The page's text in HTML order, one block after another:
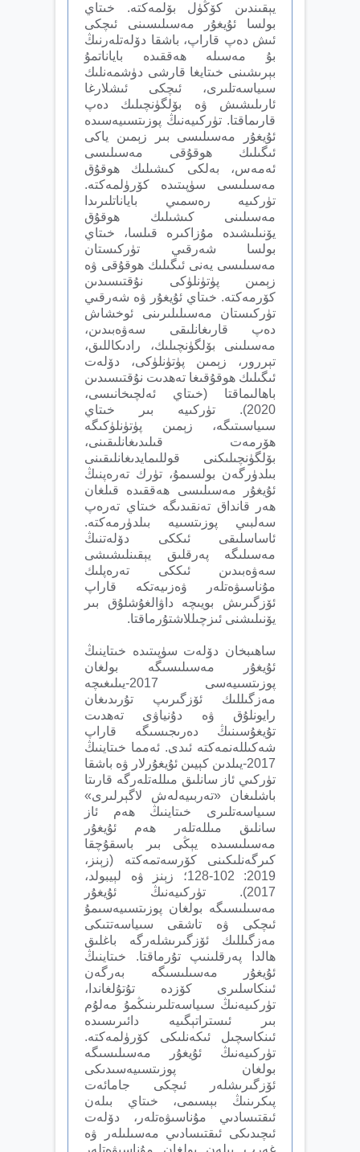
يېقىندىن كۆڭۈل بۆلمەكتە. خىتاي
بولسا ئۇيغۇر مەسىلىسىنى ئىچكى
ئىش دەپ قاراپ، باشقا دۆلەتلەرنىڭ
بۇ مەسىلە ھەققىدە باياناتمۇ
بېرىشىنى خىتايغا قارشى دۈشمەنلىك
سىياسەتلىرى، ئىچكى ئىشلارغا
ئارىلىشىش ۋە بۆلگۈنچىلىك دەپ
قارىماقتا. تۈركىيەنىڭ پوزىتسىيەسىدە
ئۇيغۇر مەسىلىسى بىر زېمىن ياكى
ئىگىلىك ھوقۇقى مەسىلىسى
ئەمەس، بەلكى كىشىلىك ھوقۇق
مەسىلىسى سۈپىتىدە كۆرۈلمەكتە.
تۈركىيە رەسمىي باياناتلىرىدا
مەسىلىنى كىشىلىك ھوقۇق
يۆنىلىشىدە مۇزاكىرە قىلسا، خىتاي
بولسا شەرقىي تۈركىستان
مەسىلىسى يەنى ئىگىلىك ھوقۇقى ۋە
زېمىن پۈتۈنلۈكى نۇقتىسىدىن
كۆرمەكتە. خىتاي ئۇيغۇر ۋە شەرقىي
تۈركىستان مەسىلىلىرىنى ئوخشاش
دەپ قارىغانلىقى سەۋەبىدىن،
مەسىلىنى بۆلگۈنچىلىك، رادىكاللىق،
تېررور، زېمىن پۈتۈنلۈكى، دۆلەت
ئىگىلىك ھوقۇقىغا تەھدىت نۇقتىسىدىن
باھالىماقتا (خىتاي ئەلچىخانىسى،
2020). تۈركىيە بىر خىتاي
سىياسىتىگە، زېمىن پۈتۈنلۈكىگە
ھۆرمەت قىلىدىغانلىقىنى،
بۆلگۈنچىلىكنى قوللىمايدىغانلىقىنى
بىلدۈرگەن بولسىمۇ، تۈرك تەرەپنىڭ
ئۇيغۇر مەسىلىسى ھەققىدە قىلغان
ھەر قانداق تەنقىدىگە خىتاي تەرەپ
سەلبىي پوزىتسىيە بىلدۈرمەكتە.
ئاساسلىقى ئىككى دۆلەتنىڭ
مەسىلىگە پەرقلىق يېقىنلىشىشى
سەۋەبىدىن ئىككى تەرەپلىك
مۇناسىۋەتلەر ۋەزىيەتكە قاراپ
ئۆزگىرىش بويىچە داۋالغۇشلۇق بىر
يۆنىلىشنى ئىزچىللاشتۇرماقتا.
ساھىبخان دۆلەت سۈپىتىدە خىتاينىڭ
ئۇيغۇر مەسىلىسىگە بولغان
پوزىتسىيەسى 2017-يىلىغىچە
مەزگىللىك ئۆزگىرىپ تۇرىدىغان
رايونلۇق ۋە دۇنياۋى تەھدىت
تۇيغۇسىنىڭ دەرىجىسىگە قاراپ
شەكىللەنمەكتە ئىدى. ئەمما خىتاينىڭ
2017-يىلدىن كېيىن ئۇيغۇرلار ۋە باشقا
تۈركىي ئاز سانلىق مىللەتلەرگە قارىتا
باشلىغان «تەربىيەلەش لاگېرلىرى»
سىياسەتلىرى خىتاينىڭ ھەم ئاز
سانلىق مىللەتلەر ھەم ئۇيغۇر
مەسىلىسىدە يېڭى بىر باسقۇچقا
كىرگەنلىكىنى كۆرسەتمەكتە (زېنز،
2019: 102-128؛ زېنز ۋە لېيبولد،
2017). تۈركىيەنىڭ ئۇيغۇر
مەسىلىسىگە بولغان پوزىتسىيەسىمۇ
ئىچكى ۋە تاشقى سىياسەتتىكى
مەزگىللىك ئۆزگىرىشلەرگە باغلىق
ھالدا پەرقلىنىپ تۇرماقتا. خىتاينىڭ
ئۇيغۇر مەسىلىسىگە بەرگەن
ئىنكاسلىرى كۆزدە تۇتۇلغاندا،
تۈركىيەنىڭ سىياسەتلىرىنىڭمۇ مەلۇم
بىر ئىستراتېگىيە دائىرىسىدە
ئىنكاسچىل ئىكەنلىكى كۆرۈلمەكتە.
تۈركىيەنىڭ ئۇيغۇر مەسىلىسىگە
بولغان پوزىتسىيەسىدىكى
ئۆزگىرىشلەر ئىچكى جامائەت
پىكرىنىڭ بېسىمى، خىتاي بىلەن
ئىقتىسادىي مۇناسىۋەتلەر، دۆلەت
ئىچىدىكى ئىقتىسادىي مەسىلىلەر ۋە
غەرب بىلەن بولغان مۇناسىۋەتلەر